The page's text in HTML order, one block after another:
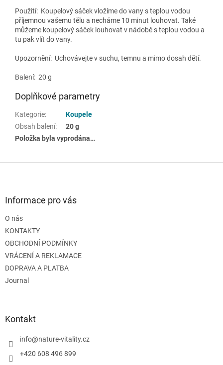
Použití: Koupelový sáček vložíme do vany s teplou vodou
příjemnou vašemu tělu a necháme 10 minut louhovat. Také
můžeme koupelový sáček louhovat v nádobě s teplou vodou a
tu pak vlít do vany.
Upozornění: Uchovávejte v suchu, temnu a mimo dosah dětí.
Balení: 20 g
Doplňkové parametry
Kategorie:
Koupele
Obsah balení:
20 g
Položka byla vyprodána…
Informace pro vás
O nás
KONTAKTY
OBCHODNÍ PODMÍNKY
VRÁCENÍ A REKLAMACE
DOPRAVA A PLATBA
Journal
Kontakt
info@nature-vitality.cz
+420 608 496 899